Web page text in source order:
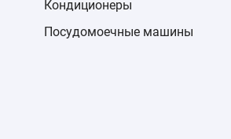
Кондиционеры
Посудомоечные машины